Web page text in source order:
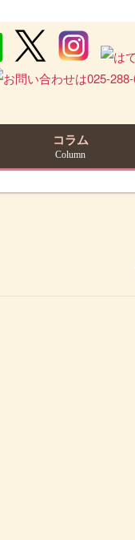
コラム
Column